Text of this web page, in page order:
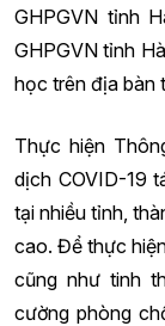
GHPGVN tỉnh
GHPGVN tỉnh
học trên địa bàn
Thực hiện
dịch COVID-19
tại nhiều tỉnh,
cao. Để thực
cũng như tinh
cường phòng